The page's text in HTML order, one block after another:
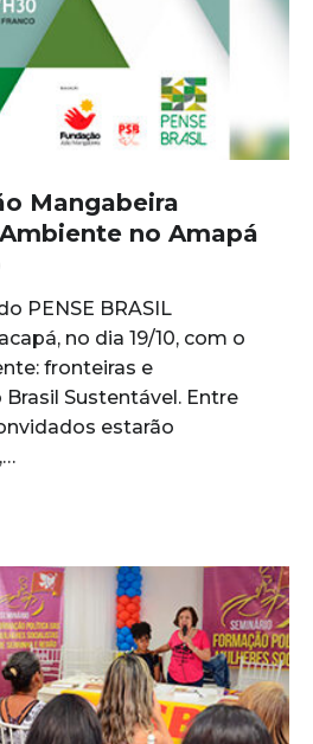
Mangabeira
no Amapá
PENSE BRASIL
no dia 19/10, com o
fronteiras e
Sustentável. Entre
estarão